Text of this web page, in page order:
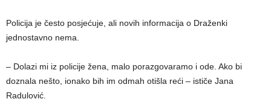
Policija je često posjećuje, ali novih informacija o Draženki
jednostavno nema.
– Dolazi mi iz policije žena, malo porazgovaramo i ode. Ako bi
doznala nešto, ionako bih im odmah otišla reći – ističe Jana
Radulović.